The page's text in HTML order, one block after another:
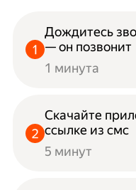
Дождитесь
— он
1 минута
Скачайте
ссылке из смс
5 минут